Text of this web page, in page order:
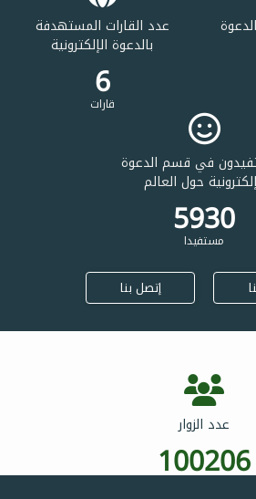
عدد القارات المستهدفة
بالدعوة الإلكترونية
6
قارات
في قسم الدعوة
حول العالم
6870
مستفيدا
إتصل بنا
عدد الزوار
100206